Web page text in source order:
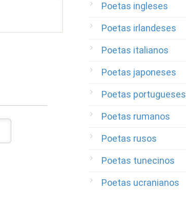
Poetas ingleses
Poetas irlandeses
Poetas italianos
Poetas japoneses
Poetas portugueses
Poetas rumanos
Poetas rusos
Poetas tunecinos
Poetas ucranianos